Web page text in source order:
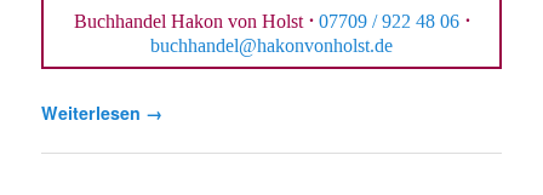
Buchhandel Hakon von Holst · 07709 / 922 48 06 ·
buchhandel@hakonvonholst.de
Weiterlesen →